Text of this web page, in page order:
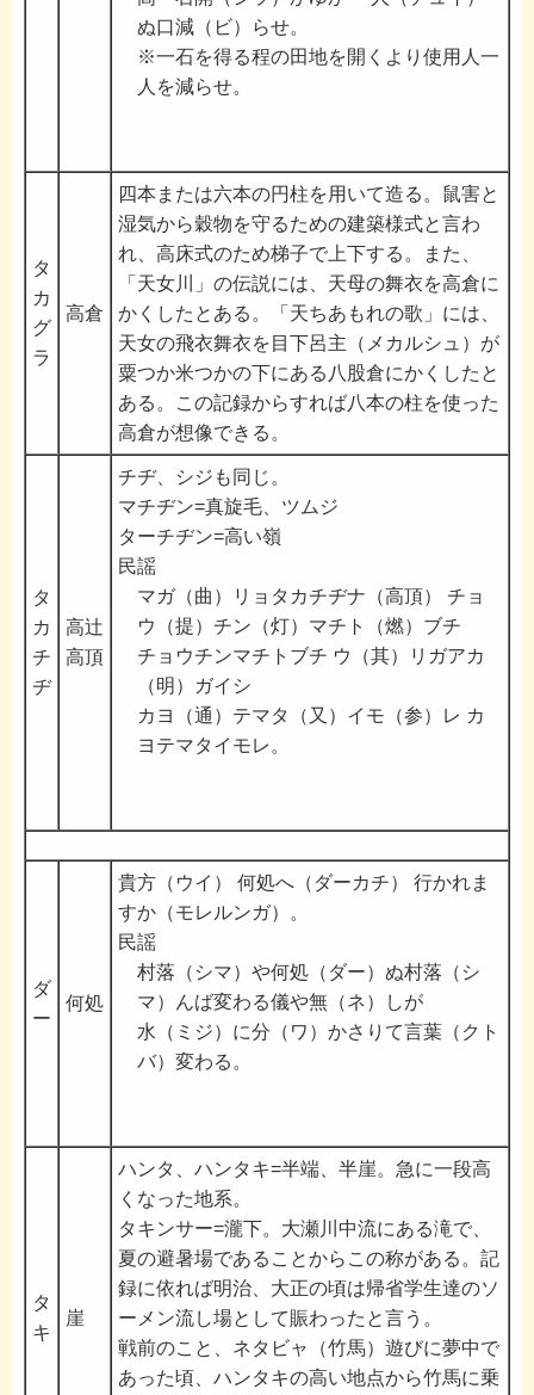
ぬ口減（ビ）らせ。
※一石を得る程の田地を開くより使用人一
人を減らせ。
タ
カ
グ
ラ
高倉
四本または六本の円柱を用いて造る。鼠害と
湿気から穀物を守るための建築様式と言わ
れ、高床式のため梯子で上下する。また、
「天女川」の伝説には、天母の舞衣を高倉に
かくしたとある。「天ちあもれの歌」には、
天女の飛衣舞衣を目下呂主（メカルシュ）が
粟つか米つかの下にある八股倉にかくしたと
ある。この記録からすれば八本の柱を使った
高倉が想像できる。
タ
カ
チ
ヂ
高辻
高頂
チヂ、シジも同じ。
マチヂン=真旋毛、ツムジ
ターチヂン=高い嶺
民謡
マガ（曲）リョタカチヂナ（高頂） チョ
ウ（提）チン（灯）マチト（燃）ブチ
チョウチンマチトブチ ウ（其）リガアカ
（明）ガイシ
カヨ（通）テマタ（又）イモ（参）レ カ
ヨテマタイモレ。
ダ
ー
何処
貴方（ウイ） 何処へ（ダーカチ） 行かれま
すか（モレルンガ）。
民謡
村落（シマ）や何処（ダー）ぬ村落（シ
マ）んば変わる儀や無（ネ）しが
水（ミジ）に分（ワ）かさりて言葉（クト
バ）変わる。
タ
キ
崖
ハンタ、ハンタキ=半端、半崖。急に一段高
くなった地系。
タキンサー=瀧下。大瀬川中流にある滝で、
夏の避暑場であることからこの称がある。記
録に依れば明治、大正の頃は帰省学生達のソ
ーメン流し場として賑わったと言う。
戦前のこと、ネタビャ（竹馬）遊びに夢中で
あった頃、ハンタキの高い地点から竹馬に乗